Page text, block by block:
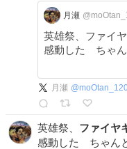
月瀬
英雄祭、ファイ
感動した ちゃ
月瀬 @
英雄祭、 ファイヤ
感動した ちゃん